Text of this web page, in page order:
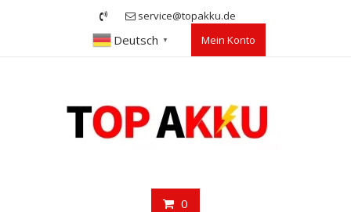
service@topakku.de
Deutsch ▼ Mein Konto
0